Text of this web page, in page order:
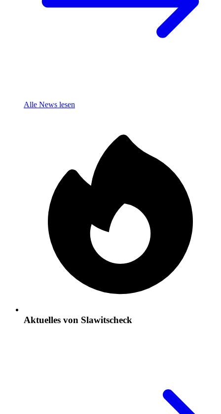
Alle News lesen
Aktuelles von Slawitscheck